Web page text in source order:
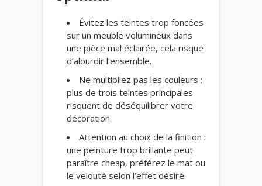
Évitez les teintes trop foncées
sur un meuble volumineux dans
une pièce mal éclairée, cela risque
d’alourdir l’ensemble.
Ne multipliez pas les couleurs :
plus de trois teintes principales
risquent de déséquilibrer votre
décoration.
Attention au choix de la finition :
une peinture trop brillante peut
paraître cheap, préférez le mat ou
le velouté selon l’effet désiré.